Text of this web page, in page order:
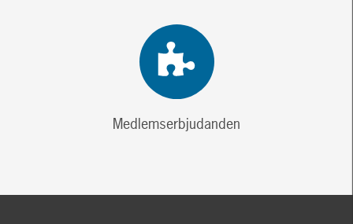
Medlemserbjudanden